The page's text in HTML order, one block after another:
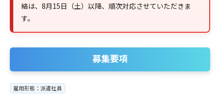
絡は、8月15日（土）以降、順次対応させていただきま
す。
募集要項
雇用形態：派遣社員